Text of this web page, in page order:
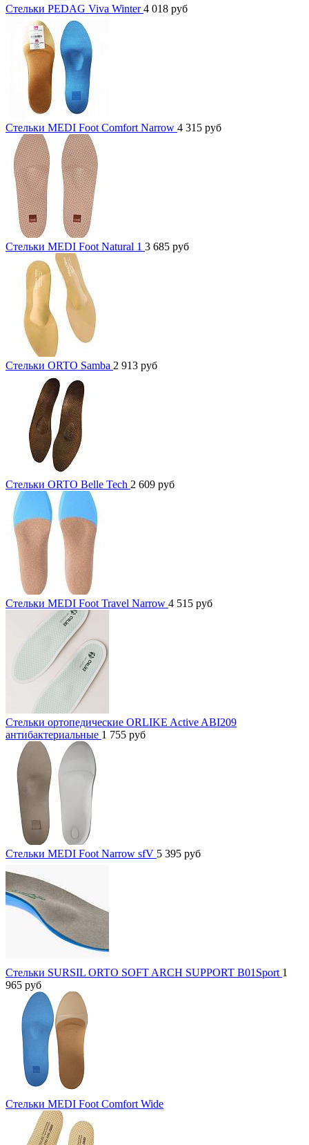
Cтельки PEDAG Viva Winter4 018 руб
Стельки MEDI Foot Comfort Narrow 4 315 руб
Стельки MEDI Foot Natural 1 3 685 руб
Cтельки ORTO Samba 2 913 руб
Стельки ORTO Belle Tech 2 609 руб
Стельки MEDI Foot Travel Narrow 4 515 руб
Стельки ортопедические ORLIKE Active ABI209
антибактериальные 1 755 руб
Стельки MEDI Foot Narrow sfV 5 395 руб
Стельки SURSIL ORTO SOFT ARCH SUPPORT B01Sport 1
965 руб
Стельки MEDI Foot Comfort Wide